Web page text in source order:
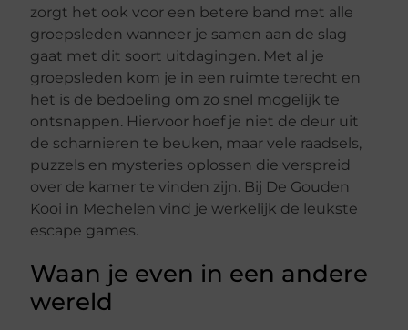
zorgt het ook voor een betere band met alle
groepsleden wanneer je samen aan de slag
gaat met dit soort uitdagingen. Met al je
groepsleden kom je in een ruimte terecht en
het is de bedoeling om zo snel mogelijk te
ontsnappen. Hiervoor hoef je niet de deur uit
de scharnieren te beuken, maar vele raadsels,
puzzels en mysteries oplossen die verspreid
over de kamer te vinden zijn. Bij De Gouden
Kooi in Mechelen vind je werkelijk de leukste
escape games.
Waan je even in een andere
wereld